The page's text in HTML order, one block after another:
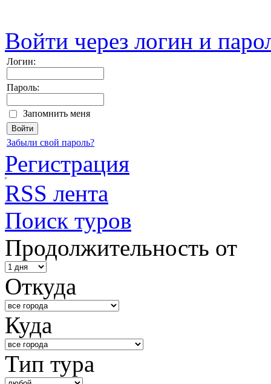
Войти через логин и
Логин:
Пароль:
Запомнить меня
Забыли свой пароль?
Регистрация
RSS лента
Поиск туров
Продолжительность от
Откуда
Куда
Тип тура